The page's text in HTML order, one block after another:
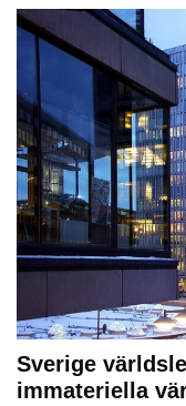
Sverige
immateriella